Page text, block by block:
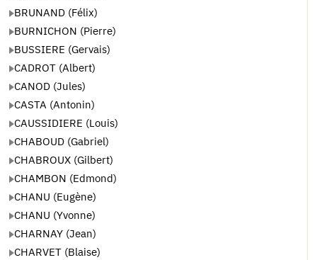
BRUNAND (Félix)
BURNICHON (Pierre)
BUSSIERE (Gervais)
CADROT (Albert)
CANOD (Jules)
CASTA (Antonin)
CAUSSIDIERE (Louis)
CHABOUD (Gabriel)
CHABROUX (Gilbert)
CHAMBON (Edmond)
CHANU (Eugène)
CHANU (Yvonne)
CHARNAY (Jean)
CHARVET (Blaise)